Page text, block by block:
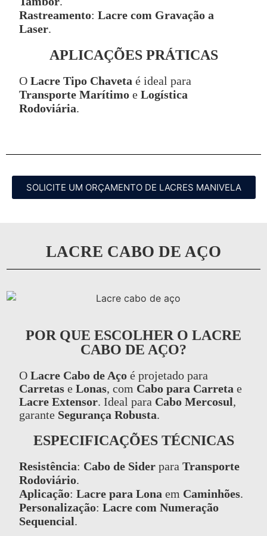
Rastreamento: Lacre com Gravação a
Laser.
APLICAÇÕES PRÁTICAS
O Lacre Tipo Chaveta é ideal para
Transporte Marítimo e Logística
Rodoviária.
SOLICITE UM ORÇAMENTO DE LACRES MANIVELA
LACRE CABO DE AÇO
POR QUE ESCOLHER O LACRE
CABO DE AÇO?
O Lacre Cabo de Aço é projetado para
Carretas e Lonas, com Cabo para Carreta e
Lacre Extensor. Ideal para Cabo Mercosul,
garante Segurança Robusta.
ESPECIFICAÇÕES TÉCNICAS
Resistência: Cabo de Sider para Transporte
Rodoviário.
Aplicação: Lacre para Lona em Caminhões.
Personalização: Lacre com Numeração
Sequencial.